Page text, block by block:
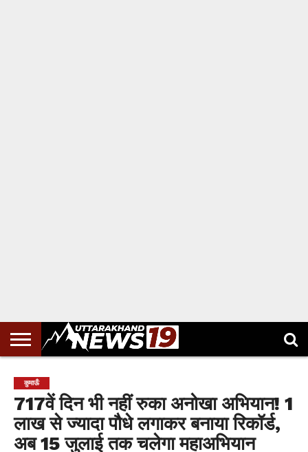
कुमाऊँ
717वें दिन भी नहीं रुका अनोखा अभियान! 1
लाख से ज्यादा पौधे लगाकर बनाया रिकॉर्ड,
अब 15 जुलाई तक चलेगा महाअभियान